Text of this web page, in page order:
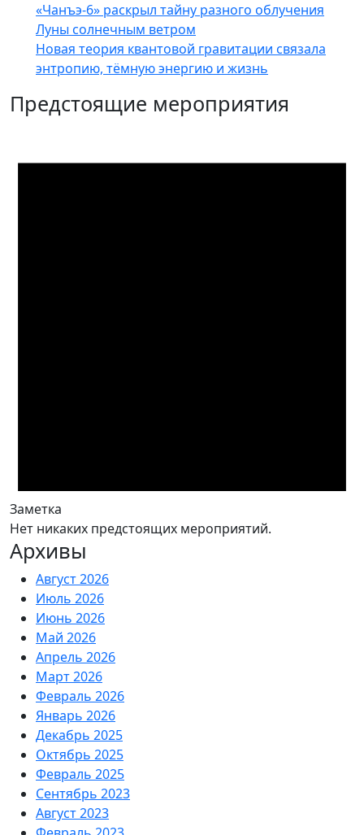
«Чанъэ-6» раскрыл тайну разного облучения
Луны солнечным ветром
Новая теория квантовой гравитации связала
энтропию, тёмную энергию и жизнь
Предстоящие мероприятия
Заметка
Нет никаких предстоящих мероприятий.
Архивы
Август 2026
Июль 2026
Июнь 2026
Май 2026
Апрель 2026
Март 2026
Февраль 2026
Январь 2026
Декабрь 2025
Октябрь 2025
Февраль 2025
Сентябрь 2023
Август 2023